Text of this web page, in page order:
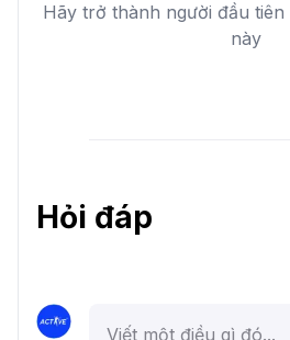
Hãy trở thành người đầu tiên
này
Hỏi đáp